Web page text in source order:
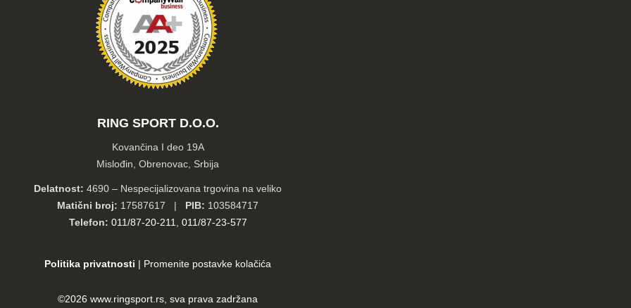
RING SPORT D.O.O.
Kovančina I deo 19A
Mislođin, Obrenovac, Srbija
Delatnost: 4690 – Nespecijalizovana trgovina na veliko
Matični broj: 17587617 | PIB: 103584717
Telefon: 011/87-20-211 011/87-23-577
Politika privatnosti | Promenite postavke kolačića
©2026 www.ringsport.rs , sva prava zadržana